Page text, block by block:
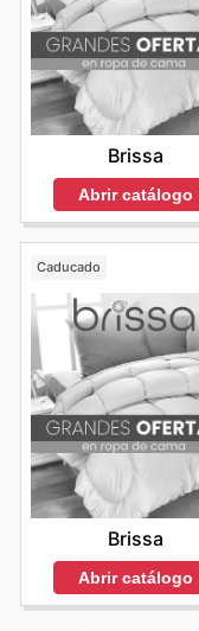
Brissa
Abrir catálogo
Caducado
Brissa
Abrir catálogo